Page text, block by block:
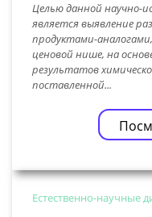
Целью данной научно-
является выявление
продуктами-
ценовой нише, на
результатов
поставленной...
Естественно-научные